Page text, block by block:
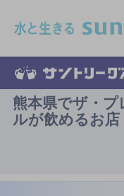
熊本県でザ・
ルが飲めるお店